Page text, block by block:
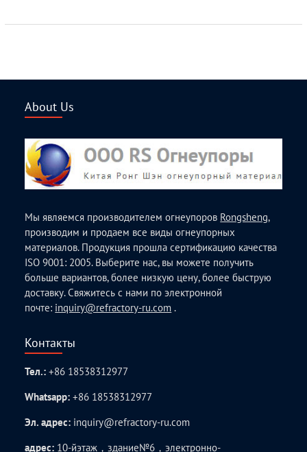
About Us
Мы являемся производителем огнеупоров Rongsheng,
производим и продаем все виды огнеупорных
материалов. Продукция прошла сертификацию качества
ISO 9001: 2005. Выберите нас, вы можете получить
больше вариантов, более низкую цену, более быструю
доставку. Свяжитесь с нами по электронной
почте: inquiry@refractory-ru.com .
Контакты
Тел.:+86 18538312977
Whatsapp:+86 18538312977
Эл. адрес: inquiry@refractory-ru.com
адрес: 10-йэтаж，здание№6，электронно-